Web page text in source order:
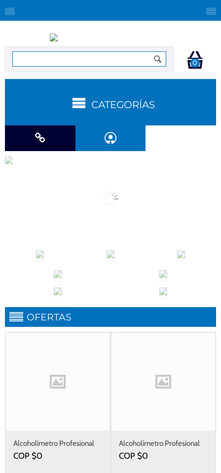
0
CATEGORÍAS
OFERTAS
Alcoholímetro Profesional
Fit 240
COP $0
Alcoholímetro Profesional
Alc 8801
COP $0